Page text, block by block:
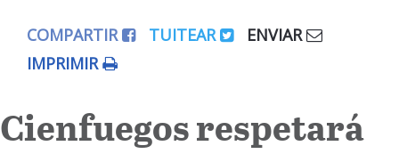
Editorial
Colaboradores
COMPARTIR TUITEAR
ENVIAR
IMPRIMIR
Cienfuegos respetará